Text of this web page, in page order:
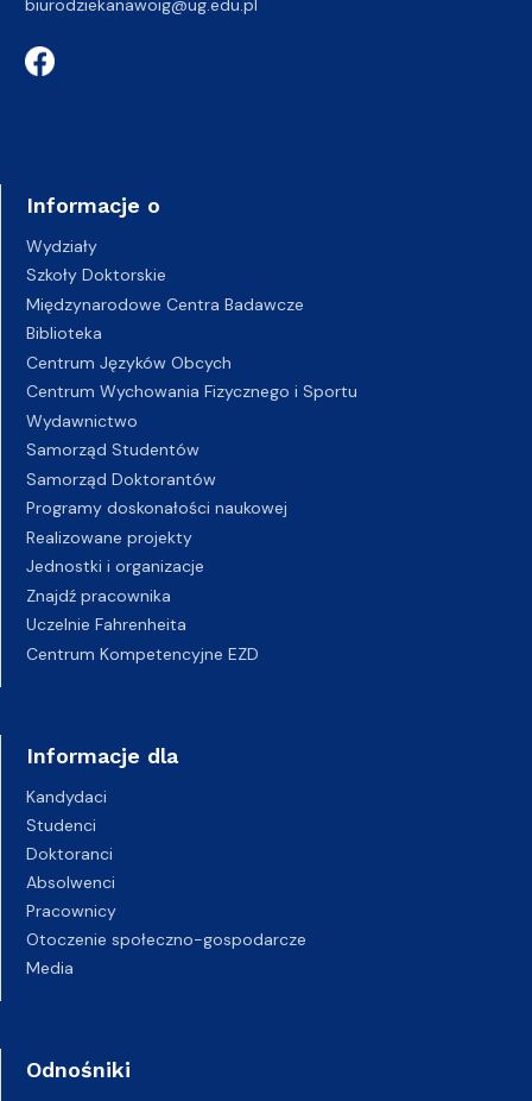
Informacje o
Wydziały
Szkoły Doktorskie
Międzynarodowe Centra Badawcze
Biblioteka
Centrum Języków Obcych
Centrum Wychowania Fizycznego i Sportu
Wydawnictwo
Samorząd Studentów
Samorząd Doktorantów
Programy doskonałości naukowej
Realizowane projekty
Jednostki i organizacje
Znajdź pracownika
Uczelnie Fahrenheita
Centrum Kompetencyjne EZD
Informacje dla
Kandydaci
Studenci
Doktoranci
Absolwenci
Pracownicy
Otoczenie społeczno-gospodarcze
Media
Odnośniki